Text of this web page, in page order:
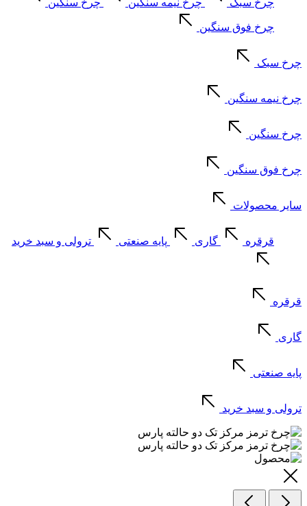
چرخ سبک چرخ نیمه سنگین چرخ سنگین
چرخ فوق سنگین
چرخ سبک
چرخ نیمه سنگین
چرخ سنگین
چرخ فوق سنگین
سایر محصولات
قرقره گاری پایه صنعتی ترولی و سبد خرید
قرقره
گاری
پایه صنعتی
ترولی و سبد خرید